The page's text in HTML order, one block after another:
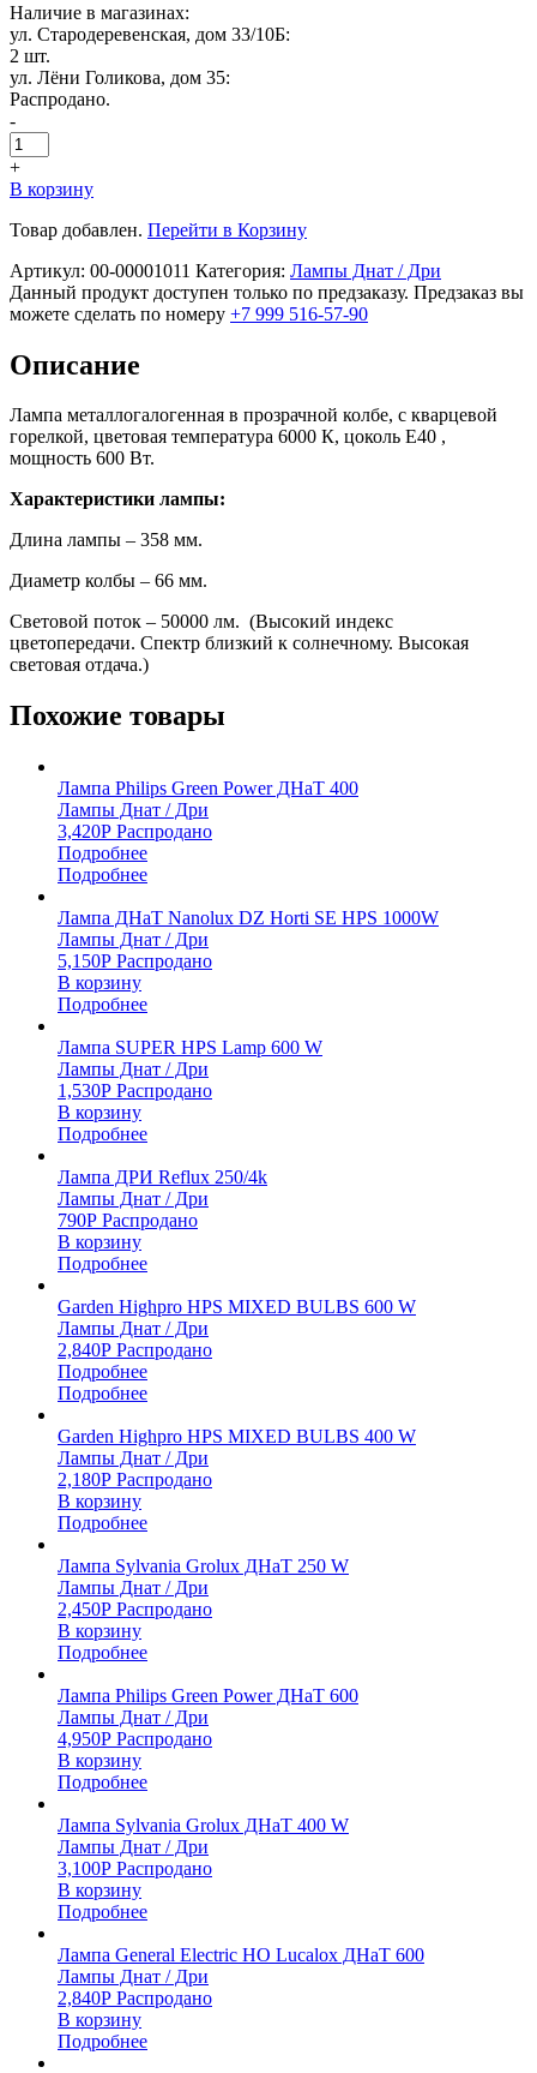
Наличие в магазинах:
ул. Стародеревенская, дом 33/10Б:
2 шт.
ул. Лёни Голикова, дом 35:
Распродано.
-
+
В корзину
Товар добавлен. Перейти в Корзину
Артикул: 00-00001011 Категория: Лампы Днат / Дри
Данный продукт доступен только по предзаказу. Предзаказ вы
можете сделать по номеру +7 999 516-57-90
Описание
Лампа металлогалогенная в прозрачной колбе, с кварцевой
горелкой, цветовая температура 6000 К, цоколь Е40 ,
мощность 600 Вт.
Характеристики лампы:
Длина лампы – 358 мм.
Диаметр колбы – 66 мм.
Световой поток – 50000 лм. (Высокий индекс
цветопередачи. Спектр близкий к солнечному. Высокая
световая отдача.)
Похожие товары
Лампа Philips Green Power ДНаТ 400
Лампы Днат / Дри
3,420Р Распродано
Подробнее
Подробнее
Лампа ДНаТ Nanolux DZ Horti SE HPS 1000W
Лампы Днат / Дри
5,150Р Распродано
В корзину
Подробнее
Лампа SUPER HPS Lamp 600 W
Лампы Днат / Дри
1,530Р Распродано
В корзину
Подробнее
Лампа ДРИ Reflux 250/4k
Лампы Днат / Дри
790Р Распродано
В корзину
Подробнее
Garden Highpro HPS MIXED BULBS 600 W
Лампы Днат / Дри
2,840Р Распродано
Подробнее
Подробнее
Garden Highpro HPS MIXED BULBS 400 W
Лампы Днат / Дри
2,180Р Распродано
В корзину
Подробнее
Лампа Sylvania Grolux ДНаТ 250 W
Лампы Днат / Дри
2,450Р Распродано
В корзину
Подробнее
Лампа Philips Green Power ДНаТ 600
Лампы Днат / Дри
4,950Р Распродано
В корзину
Подробнее
Лампа Sylvania Grolux ДНаТ 400 W
Лампы Днат / Дри
3,100Р Распродано
В корзину
Подробнее
Лампа General Electric HO Lucalox ДНаТ 600
Лампы Днат / Дри
2,840Р Распродано
В корзину
Подробнее